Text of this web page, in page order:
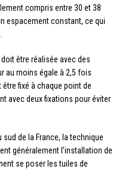
compris entre 30 et 38
espacement constant, ce qui
être réalisée avec des
au moins égale à 2,5 fois
être fixé à chaque point de
avec deux fixations pour éviter
de la France, la technique
généralement l’installation de
se poser les tuiles de